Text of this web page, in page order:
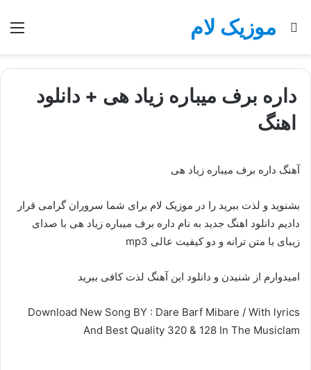
موزیک لام
جستجو
داره برف میباره زیاد هی + دانلود
اهنگ
آهنگ داره برف میباره زیاد هی
بشنوید و لذت ببرید را در موزیک لام برای شما سروران گرامی قرار
دادیم دانلود اهنگ جدید به نام داره برف میباره زیاد هی با صدای
زیبای با متن ترانه و دو کیفیت عالی mp3
امیدوارم از شنیدن و دانلود این آهنگ لذت کافی ببرید
Download New Song BY : Dare Barf Mibare / With lyrics
And Best Quality 320 & 128 In The Musiclam